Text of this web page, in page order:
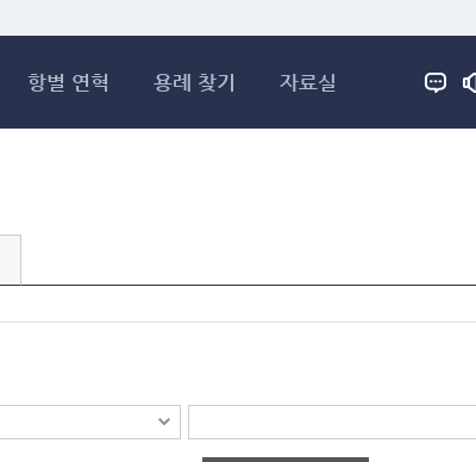
항별 연혁 용례 찾기 자료실